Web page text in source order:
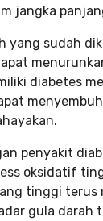
jangka
yang sudah
diabetes
penyakit
oksidatif
tinggi terus
gula darah